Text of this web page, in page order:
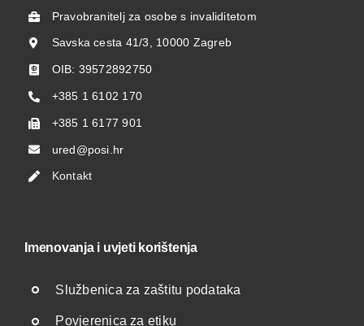
Pravobranitelj za osobe s invaliditetom
Savska cesta 41/3, 10000 Zagreb
OIB: 39572892750
+385 1 6102 170
+385 1 6177 901
ured@posi.hr
Kontakt
Imenovanja i uvjeti korištenja
Službenica za zaštitu podataka
Povjerenica za etiku